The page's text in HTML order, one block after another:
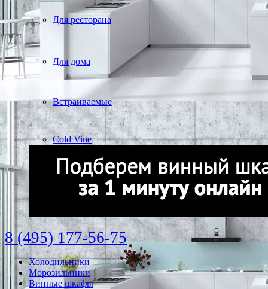
Для ресторана
Для дома
Встраиваемые
Cold Vine
8 (495) 177-56-75
Холодильники
Морозильники
Винные шкафы